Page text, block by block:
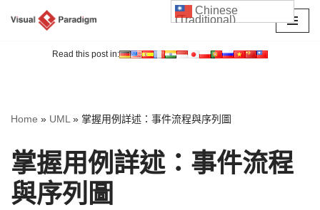
Read this post in:
Home » UML» 掌握用例詳述：事件流程與序列圖
掌握用例詳述：事件流程
與序列圖
Chinese
(Traditional)